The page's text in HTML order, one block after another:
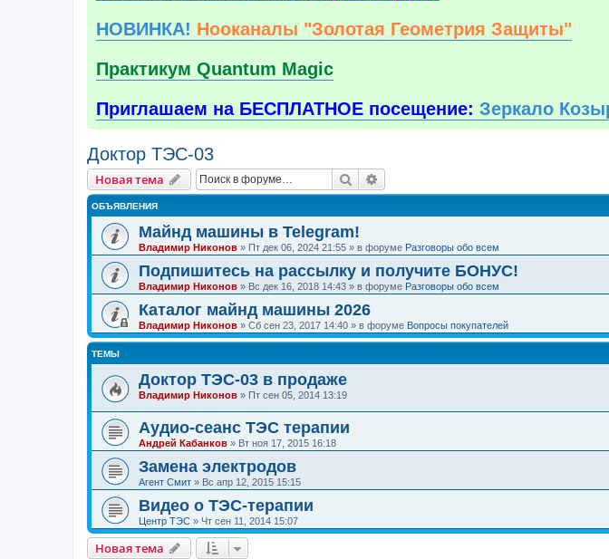
НОВИНКА! Нооканалы "Золотая Геометрия Защиты"
Практикум Quantum Magic
Приглашаем на БЕСПЛАТНОЕ посещение: Зеркало
Доктор ТЭС-03
Новая тема Поиск
ОБЪЯВЛЕНИЯ
Майнд машины в Telegram!
Владимир Никонов » Пт дек 06, 2024 21:55 » в форуме Разговоры обо всем
Подпишитесь на рассылку и получите БОНУС!
Владимир Никонов » Вс дек 16, 2018 14:43 » в форуме Разговоры обо всем
Каталог майнд машины 2026
Владимир Никонов » Сб сен 23, 2017 14:40 » в форуме Вопросы покупателей
ТЕМЫ
Доктор ТЭС-03 в продаже
Владимир Никонов » Пт сен 05, 2014 13:19
Аудио-сеанс ТЭС терапии
Андрей Кабанков » Вт ноя 17, 2015 16:18
Замена электродов
Агент Смит » Вс апр 12, 2015 15:15
Видео о ТЭС-терапии
Центр ТЭС » Чт сен 11, 2014 15:07
Новая тема